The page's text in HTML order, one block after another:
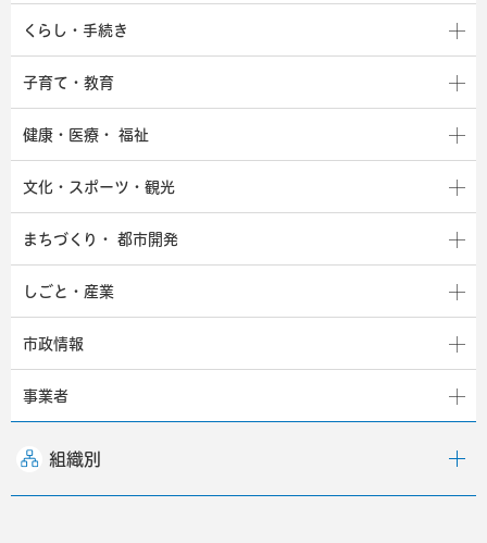
くらし・手続き
子育て・教育
健康・医療・ 福祉
文化・スポーツ・観光
まちづくり・ 都市開発
しごと・産業
市政情報
事業者
組織別